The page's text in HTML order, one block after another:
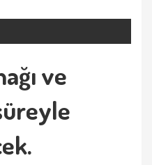
ve